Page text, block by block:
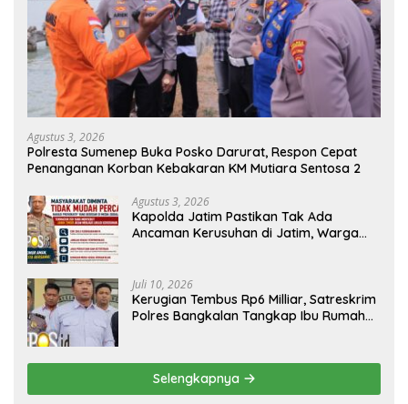
Agustus 3, 2026
Polresta Sumenep Buka Posko Darurat, Respon Cepat
Penanganan Korban Kebakaran KM Mutiara Sentosa 2
Agustus 3, 2026
Kapolda Jatim Pastikan Tak Ada
Ancaman Kerusuhan di Jatim, Warga
Juli 10, 2026
Kerugian Tembus Rp6 Milliar, Satreskrim
Polres Bangkalan Tangkap Ibu Rumah
Selengkapnya